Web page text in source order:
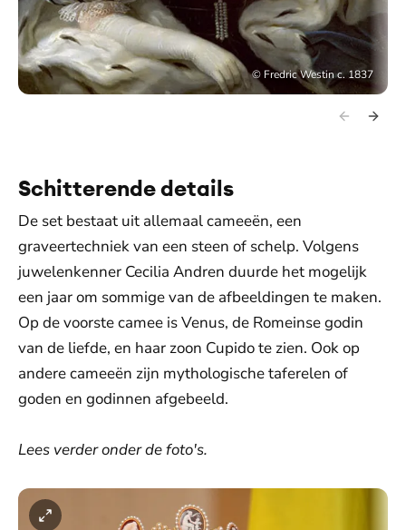
© Fredric Westin c. 1837
Schitterende details
De set bestaat uit allemaal cameeën, een
graveertechniek van een steen of schelp. Volgens
juwelenkenner Cecilia Andren duurde het mogelijk
een jaar om sommige van de afbeeldingen te maken.
Op de voorste camee is Venus, de Romeinse godin
van de liefde, en haar zoon Cupido te zien. Ook op
andere cameeën zijn mythologische taferelen of
goden en godinnen afgebeeld.
Lees verder onder de foto's.